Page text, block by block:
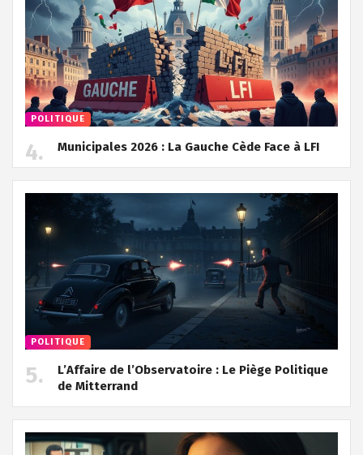
POLITIQUE
Municipales 2026 : La Gauche Cède Face à LFI
POLITIQUE
L’Affaire de l’Observatoire : Le Piège Politique
de Mitterrand